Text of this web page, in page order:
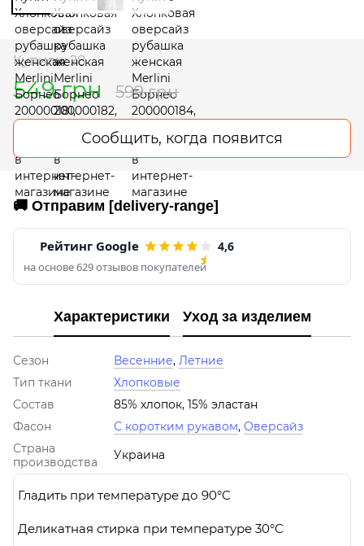
Купили: 28
549 грн 599 грн
Сообщить, когда появится
🚚 Отправим [delivery-range]
Рейтинг Google 4,6
на основе 629 отзывов покупателей
Характеристики Уход за изделием
Сезон Весенние, Летние
Тип ткани
Хлопковые
Состав
85% хлопок, 15% эластан
Фасон
С коротким рукавом, Оверсайз
Страна
производства
Украина
Гладить при температуре до 90°C
Деликатная стирка при температуре 30°C